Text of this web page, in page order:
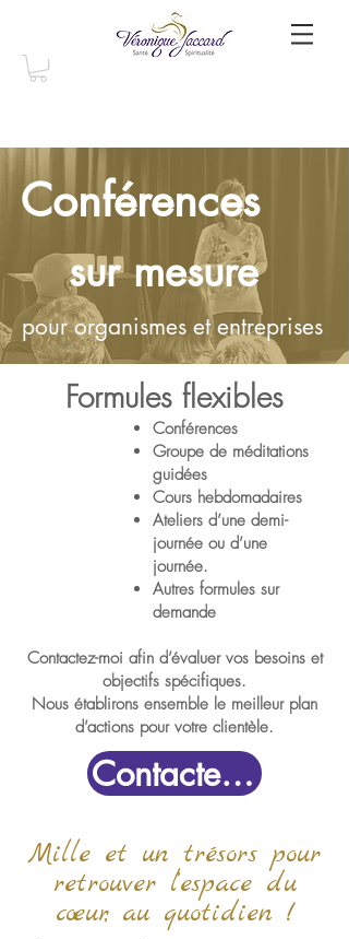
Conférences
sur mesure
pour organismes et entreprises
Formules flexibles
Conférences
Groupe de méditations
guidées
Cours hebdomadaires
Ateliers d’une demi-
journée ou d’une
journée.
Autres formules sur
demande
Contactez-moi afin d’évaluer vos besoins et
objectifs spécifiques.
Nous établirons ensemble le meilleur plan
d’actions pour votre clientèle.
Contactez-moi
Mille et un trésors pour
retrouver l’espace du
cœur, au quotidien !